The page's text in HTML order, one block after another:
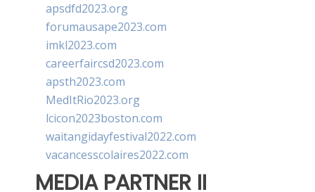
apsdfd2023.org
forumausape2023.com
imkl2023.com
careerfaircsd2023.com
apsth2023.com
MedItRio2023.org
lcicon2023boston.com
waitangidayfestival2022.com
vacancesscolaires2022.com
MEDIA PARTNER II